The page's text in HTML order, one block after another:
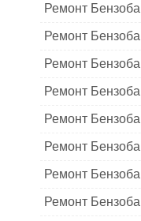
Ремонт
Ремонт
Ремонт
Ремонт
Ремонт
Ремонт
Ремонт
Ремонт